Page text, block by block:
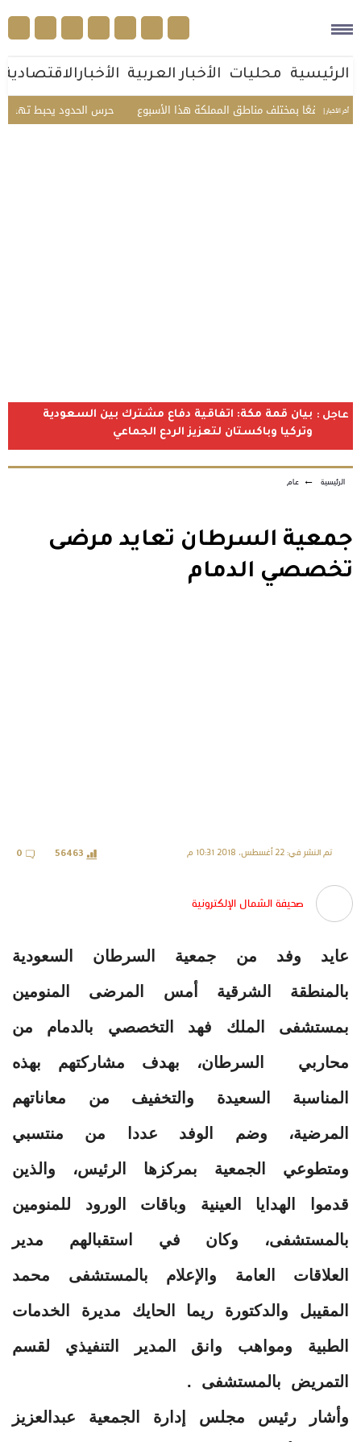
الرئيسية محليات الأخبار العربية الأخبارالاقتصادية
أخر الأخبار | حرس الحدود يحبط تهريب 45 كيلوجرامًا من الحشيش في عسير ويقبض على 3 مخالفين
عاجل : بيان قمة مكة: اتفاقية دفاع مشترك بين السعودية
وتركيا وباكستان لتعزيز الردع الجماعي
الرئيسية ← عام
جمعية السرطان تعايد مرضى
تخصصي الدمام
تم النشر في: 22 أغسطس، 2018 10:31 م 56463
0
صحيفة الشمال الإلكترونية
عايد وفد من جمعية السرطان السعودية
بالمنطقة الشرقية أمس المرضى المنومين
بمستشفى الملك فهد التخصصي بالدمام من
محاربي السرطان، بهدف مشاركتهم بهذه
المناسبة السعيدة والتخفيف من معاناتهم
المرضية، وضم الوفد عددا من منتسبي
ومتطوعي الجمعية بمركزها الرئيس، والذين
قدموا الهدايا العينية وباقات الورود للمنومين
بالمستشفى، وكان في استقبالهم مدير
العلاقات العامة والإعلام بالمستشفى محمد
المقيبل والدكتورة ريما الحايك مديرة الخدمات
الطبية ومواهب وانق المدير التنفيذي لقسم
التمريض بالمستشفى .
وأشار رئيس مجلس إدارة الجمعية عبدالعزيز